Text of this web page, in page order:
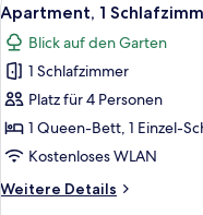
Meerblick
Fotos
für
Apartment,
1
Schlafzimmer,
Terrasse,
anzeigen
6
Apartment, 1
Blick auf den Garten
1 Schlafzimmer
Platz für 4 Personen
1 Queen-Bett, 1 Einzel-
Kostenloses WLAN
Weitere Details
Weitere